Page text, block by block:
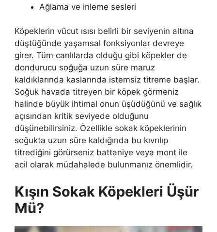
Ağlama ve inleme sesleri
Köpeklerin vücut ısısı belirli bir seviyenin altına
düştüğünde yaşamsal fonksiyonlar devreye
girer. Tüm canlılarda olduğu gibi köpekler de
dondurucu soğuğa uzun süre maruz
kaldıklarında kaslarında istemsiz titreme başlar.
Soğuk havada titreyen bir köpek görmeniz
halinde büyük ihtimal onun üşüdüğünü ve sağlık
açısından kritik seviyede olduğunu
düşünebilirsiniz. Özellikle sokak köpeklerinin
soğukta uzun süre kaldığında bu kıvrılıp
titrediğini görürseniz battaniye veya mont ile
acil olarak müdahalede bulunmanız önemlidir.
Kışın Sokak Köpekleri Üşür
Mü?